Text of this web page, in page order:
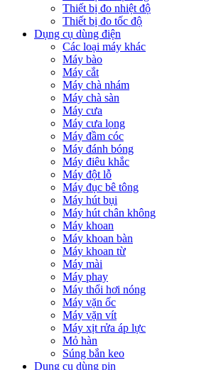
Thiết bị đo nhiệt độ
Thiết bị đo tốc độ
Dụng cụ dùng điện
Các loại máy khác
Máy bào
Máy cắt
Máy chà nhám
Máy chà sàn
Máy cưa
Máy cưa lọng
Máy đầm cóc
Máy đánh bóng
Máy điêu khắc
Máy đột lỗ
Máy đục bê tông
Máy hút bụi
Máy hút chân không
Máy khoan
Máy khoan bàn
Máy khoan từ
Máy mài
Máy phay
Máy thổi hơi nóng
Máy vặn ốc
Máy vặn vít
Máy xịt rửa áp lực
Mỏ hàn
Súng bắn keo
Dụng cụ dùng pin